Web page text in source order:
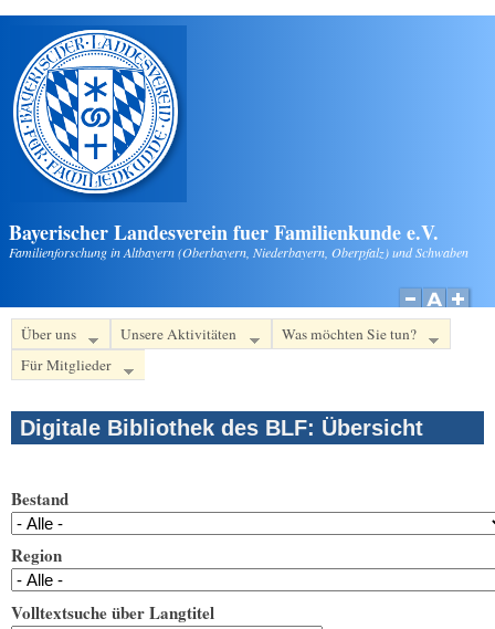
Direkt zum Inhalt
Bayerischer Landesverein fuer Familienkunde e.V.
Familienforschung in Altbayern (Oberbayern, Niederbayern, Oberpfalz) und Schwaben
Über uns Unsere Aktivitäten
Was möchten Sie tun?
Für Mitglieder
Digitale Bibliothek des BLF: Übersicht
Bestand
Region
Volltextsuche über Langtitel